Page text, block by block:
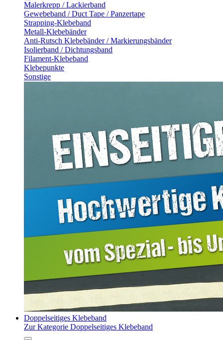
Malerkrepp / Lackierband
Gewebeband / Duct Tape / Panzertape
Strapping-Klebeband
Metall-Klebebänder
Anti-Rutsch Klebebänder / Markierungsbänder
Isolierband / Dichtungsband
Filament-Klebeband
Klebepunkte
Sonstige
Doppelseitiges Klebeband
Zur Kategorie Doppelseitiges Klebeband